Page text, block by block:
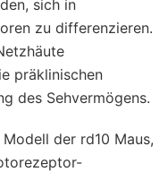
sich in
zu differenzieren.
präklinischen
des Sehvermögens.
der rd10 Maus,